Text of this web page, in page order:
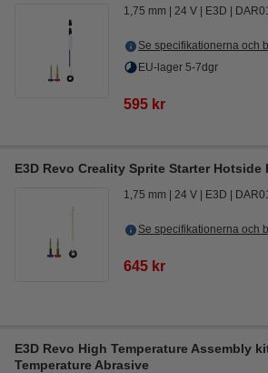
1,75 mm 24 V E3D
Se specifikationerna och
EU-lager 5-7dgr
595 kr
E3D Revo Creality Sprite Starter Hotside
1,75 mm 24 V E3D
Se specifikationerna och
645 kr
E3D Revo High Temperature Assembly
Temperature Abrasive